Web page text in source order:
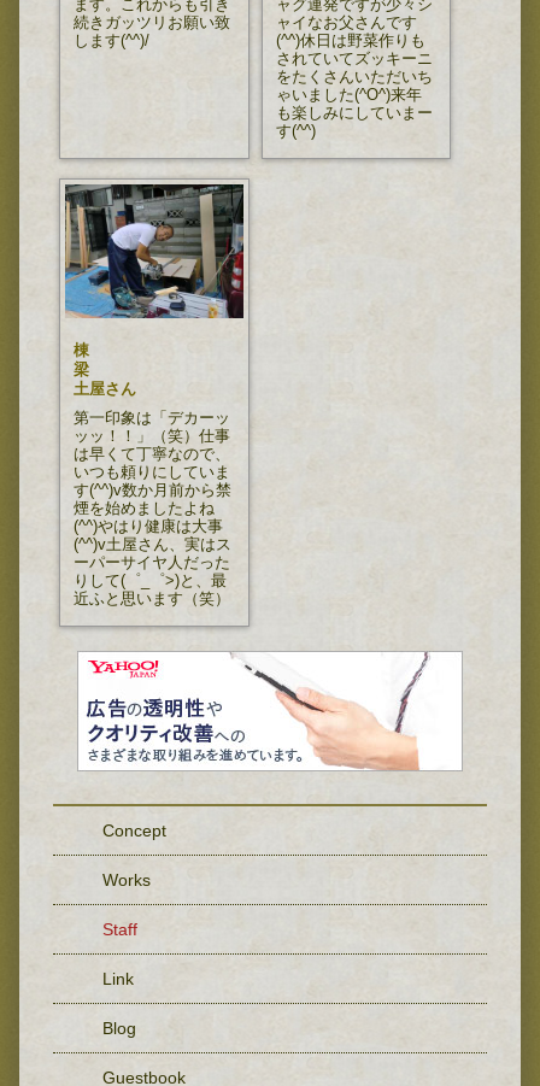
ます。これからも引き
続きガッツリお願い致
します(^^)/
ャグ連発ですが少々シ
ャイなお父さんです
(^^)休日は野菜作りも
されていてズッキーニ
をたくさんいただいち
ゃいました(^O^)来年
も楽しみにしていまー
す(^^)
棟
梁
土屋さん
第一印象は「デカーッ
ッッ！！」（笑）仕事
は早くて丁寧なので、
いつも頼りにしていま
す(^^)v数か月前から禁
煙を始めましたよね
(^^)やはり健康は大事
(^^)v土屋さん、実はス
ーパーサイヤ人だった
りして(゜_゜>)と、最
近ふと思います（笑）
Concept
Works
Staff
Link
Blog
Guestbook